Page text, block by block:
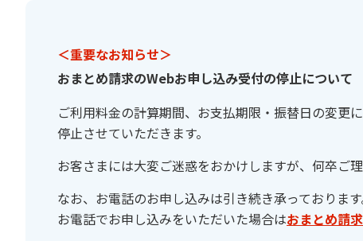
＜重要なお知らせ＞
おまとめ請求のWebお申し込み受付の停止について
ご利用料金の計算期間、お支払期限・振替日の変更
停止させていただきます。
お客さまには大変ご迷惑をおかけしますが、何卒ご
なお、お電話のお申し込みは引き続き承っております
お電話でお申し込みをいただいた場合はおまとめ請